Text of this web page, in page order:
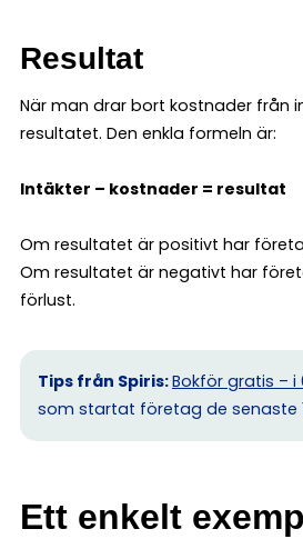
Resultat
När man drar bort kostnader från
resultatet. Den enkla formeln är:
Intäkter – kostnader = resultat
Om resultatet är positivt har
Om resultatet är negativt har
förlust.
Tips från Spiris:Bokför gratis –
som startat företag de senaste
Ett enkelt